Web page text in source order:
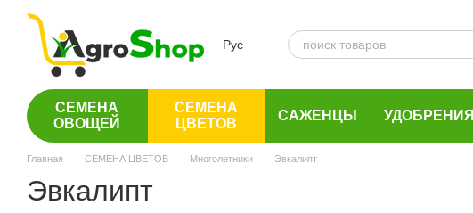
Перейти к основному контенту
Рус
СЕМЕНА
ОВОЩЕЙ
СЕМЕНА
ЦВЕТОВ
САЖЕНЦЫ УДОБРЕНИЯ
Главная СЕМЕНА ЦВЕТОВ Многолетники Эвкалипт
Эвкалипт